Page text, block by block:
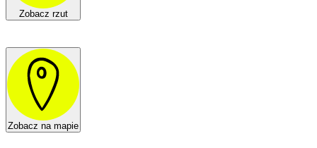
Zobacz rzut
Zobacz na mapie